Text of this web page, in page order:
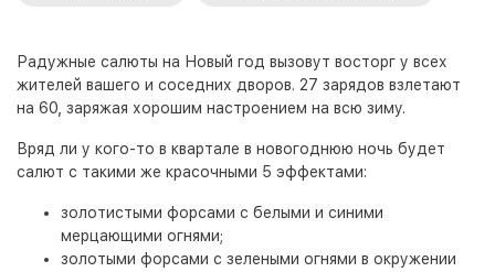
Радужные салюты на Новый год вызовут восторг у всех
жителей вашего и соседних дворов. 27 зарядов взлетают
на 60, заряжая хорошим настроением на всю зиму.
Вряд ли у кого-то в квартале в новогоднюю ночь будет
салют с такими же красочными 5 эффектами:
золотистыми форсами с белыми и синими
мерцающими огнями;
золотыми форсами с зелеными огнями в окружении